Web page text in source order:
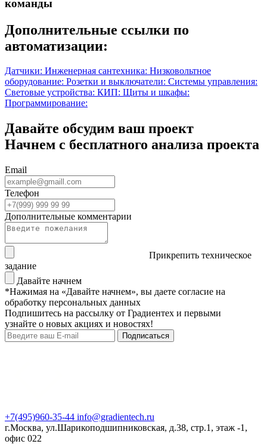
команды
Дополнительные ссылки по
автоматизации:
Датчики: Инженерная сантехника: Низковольтное
оборудование: Розетки и выключатели: Системы управления:
Световые устройства: КИП: Щиты и шкафы:
Программирование:
Давайте обсудим ваш проект
Начнем с бесплатного анализа проекта
Email
Телефон
Дополнительные комментарии
Прикрепить техническое
задание
Давайте начнем
*Нажимая на «Давайте начнем», вы даете согласие на
обработку персональных данных
Подпишитесь на рассылку от Градиентех и первыми
узнайте о новых акциях и новостях!
Подписаться
+7(495)960-35-44 info@gradientech.ru
г.Москва, ул.Шарикоподшипниковская, д.38, стр.1, этаж -1,
офис 022